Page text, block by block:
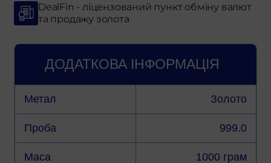
DealFin - ліцензований пункт обміну валют
та продажу золота
ДОДАТКОВА ІНФОРМАЦІЯ
Метал Золото
Проба 999.0
Маса 1000 грам